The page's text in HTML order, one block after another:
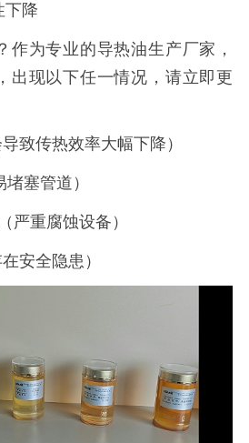
下降
作为专业的导热油生产厂家，
出现以下任一情况，请立即更
致传热效率大幅下降）
塞管道）
严重腐蚀设备）
安全隐患）